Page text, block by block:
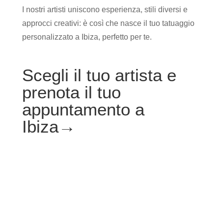
I nostri artisti uniscono esperienza, stili diversi e
approcci creativi: è così che nasce il tuo tatuaggio
personalizzato a Ibiza, perfetto per te.
Scegli il tuo artista e
prenota il tuo
appuntamento a
Ibiza→